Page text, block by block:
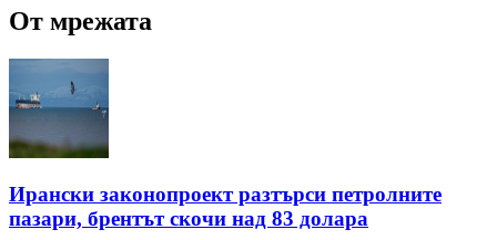
От мрежата
Ирански законопроект разтърси петролните
пазари, брентът скочи над 83 долара